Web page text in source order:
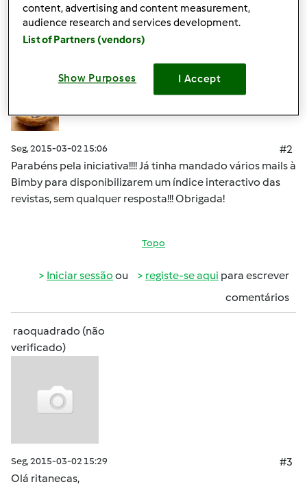
Iniciar sessão ou registe-se aquipara escrever
ritanecas Membro desde : 07.06.2011
Seg, 2015-03-02 15:06
#2
Parabéns pela iniciativa!!!! Já tinha mandado vários mails à
Bimby para disponibilizarem um índice interactivo das
revistas, sem qualquer resposta!!! Obrigada!
Topo
Iniciar sessão ou registe-se aqui para escrever
comentários
raoquadrado (não
verificado)
Seg, 2015-03-02 15:29
#3
Olá ritanecas,
content, advertising and content measurement,
audience research and services development.
List of Partners (vendors)
Show Purposes I Accept